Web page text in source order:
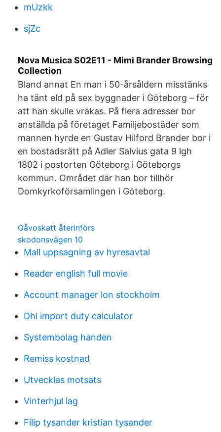
mUzkk
sjZc
Nova Musica S02E11 - Mimi Brander Browsing
Collection
Bland annat En man i 50-årsåldern misstänks
ha tänt eld på sex byggnader i Göteborg – för
att han skulle vräkas. På flera adresser bor
anställda på företaget Familjebostäder som
mannen hyrde en Gustav Hilford Brander bor i
en bostadsrätt på Adler Salvius gata 9 lgh
1802 i postorten Göteborg i Göteborgs
kommun. Området där han bor tillhör
Domkyrkoförsamlingen i Göteborg.
Gåvoskatt återinförs
skodonsvägen 10
Mall uppsagning av hyresavtal
Reader english full movie
Account manager lon stockholm
Dhl import duty calculator
Systembolag handen
Remiss kostnad
Utvecklas motsats
Vinterhjul lag
Filip tysander kristian tysander